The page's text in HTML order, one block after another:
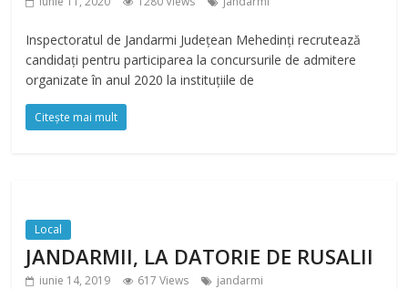
Inspectoratul de Jandarmi Judeţean Mehedinți recrutează
candidaţi pentru participarea la concursurile de admitere
organizate în anul 2020 la instituţiile de
Citește mai mult
Local
JANDARMII, LA DATORIE DE RUSALII
iunie 14, 2019 617 Views jandarmi